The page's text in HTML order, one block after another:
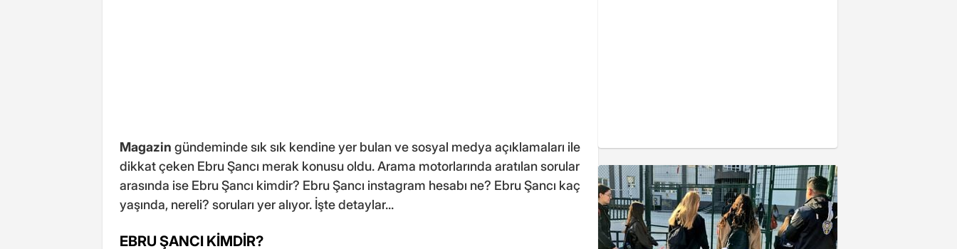
Magazin gündeminde sık sık kendine yer bulan ve sosyal medya açıklamaları ile
dikkat çeken Ebru Şancı merak konusu oldu. Arama motorlarında aratılan sorular
arasında ise Ebru Şancı kimdir? Ebru Şancı instagram hesabı ne? Ebru Şancı kaç
yaşında, nereli? soruları yer alıyor. İşte detaylar...
EBRU ŞANCI KİMDİR?